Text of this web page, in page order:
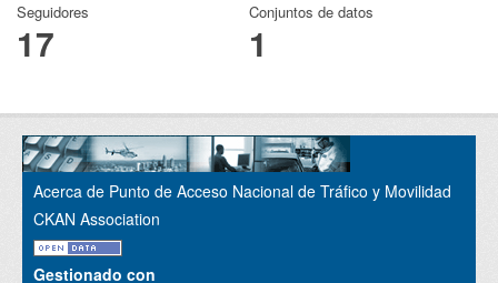
Seguidores
17
Conjuntos de datos
1
Acerca de Punto de Acceso Nacional de Tráfico y Movilidad
CKAN Association
Gestionado con